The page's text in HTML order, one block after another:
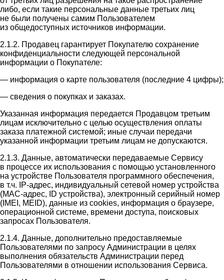
либо, если такие персональные данные третьих лиц
не были получены самим Пользователем
из общедоступных источников информации.
2.1.2. Продавец гарантирует Покупателю сохранение
конфиденциальности следующей персональной
информации о Покупателе:
— информация о карте пользователя (последние 4 цифры);
— сведения о покупках и заказах.
Указанная информация передается Продавцом третьим
лицам исключительно с целью осуществления оплаты
заказа платежной системой; иные случаи передачи
указанной информации третьим лицам не допускаются.
2.1.3. Данные, автоматически передаваемые Сервису
в процессе их использования с помощью установленного
на устройстве Пользователя программного обеспечения,
в т.ч. IP-адрес, индивидуальный сетевой номер устройства
(MAC-адрес, ID устройства), электронный серийный номер
(IMEI, MEID), данные из cookies, информация о браузере,
операционной системе, времени доступа, поисковых
запросах Пользователя.
2.1.4. Данные, дополнительно предоставляемые
Пользователями по запросу Администрации в целях
выполнения обязательств Администрации перед
Пользователями в отношении использования Сервиса.